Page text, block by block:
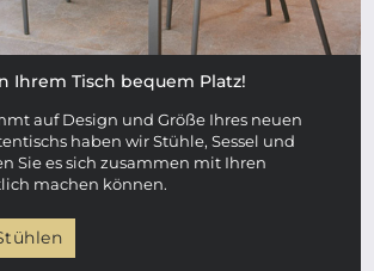
Ihrem Tisch bequem Platz!
auf Design und Größe Ihres neuen
haben wir Stühle, Sessel und
Sie es sich zusammen mit Ihren
machen können.